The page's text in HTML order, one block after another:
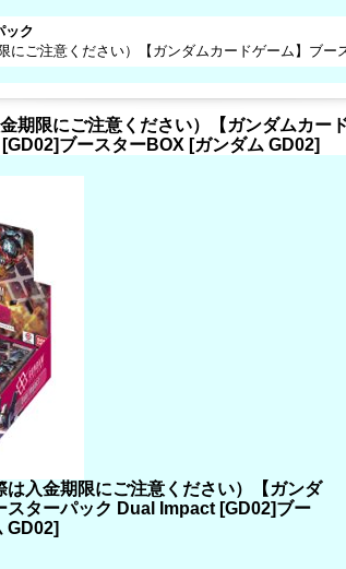
ック
にご注意ください）【ガンダムカードゲーム】ブ
期限にご注意ください）【ガンダムカー
ブースターBOX [ガンダム GD02]
は入金期限にご注意ください）【ガンダ
スターパック Dual Impact [GD02]ブー
GD02]